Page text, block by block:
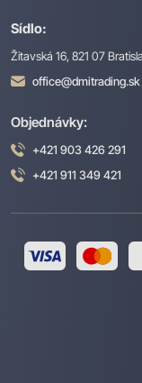
Sídlo:
Žitavská 16, 821 07
office@dmitrading.sk
Objednávky:
+421 903 426 291
+421 911 349 421